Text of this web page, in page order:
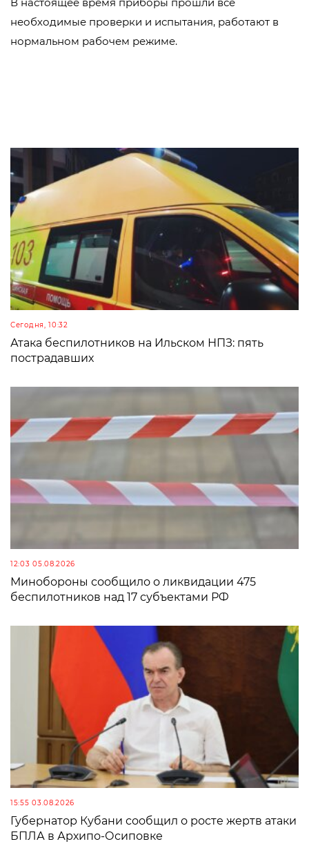
необходимые проверки и испытания, работают в
нормальном рабочем режиме.
Сегодня, 10:32
Атака беспилотников на Ильском НПЗ: пять
пострадавших
12:03 05.08.2026
Минобороны сообщило о ликвидации 475
беспилотников над 17 субъектами РФ
15:55 03.08.2026
Губернатор Кубани сообщил о росте жертв атаки
БПЛА в Архипо-Осиповке